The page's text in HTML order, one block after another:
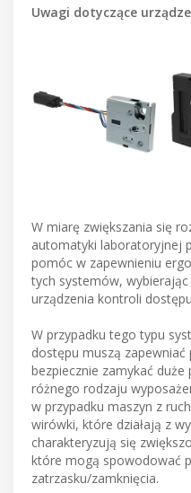
Uwagi dotyczące
W miarę zwiększania się
automatyki laboratoryjnej
pomóc w zapewnieniu
tych systemów,
urządzenia kontroli
W przypadku tego typu
dostępu muszą
bezpiecznie zamykać
różnego rodzaju
w przypadku maszyn z
wirówki, które działają z
charakteryzują się
które mogą spowodować
zatrzasku/zamknięcia.